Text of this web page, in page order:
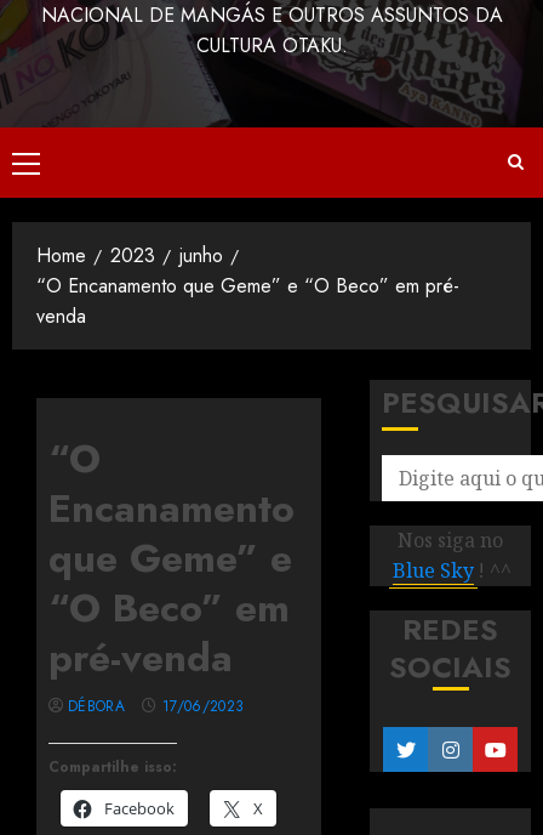
NACIONAL DE MANGÁS E OUTROS ASSUNTOS DA
CULTURA OTAKU.
Home 2023
junho
“O Encanamento que Geme” e “O Beco” em pré-
venda
“O
Encanamento
que Geme” e
“O Beco” em
pré-venda
Compartilhe isso:
Facebook
X
DÉBORA 17/06/2023
Nos siga no
Blue Sky ! ^^
REDES
SOCIAIS